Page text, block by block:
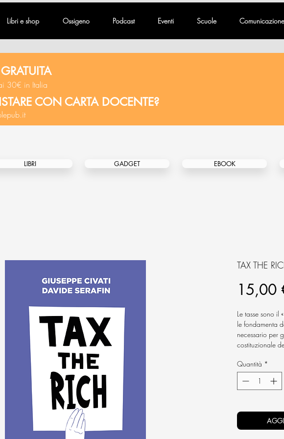
Libri e shop Ossigeno Podcast Eventi Scuole Comunicazione
30€ in Italia
CON CARTA DOCENTE?
LIBRI GADGET EBOOK
TAX THE
15,00
Le tasse sono il
le fondamenta
necessario per
costituzionale
l’introduzione di
favorirebbe la
e quindi del
culturale, che
riforma del
Quantità *